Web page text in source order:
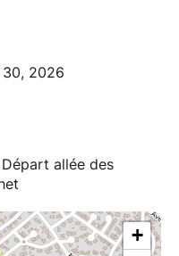
30, 2026
allée des
+